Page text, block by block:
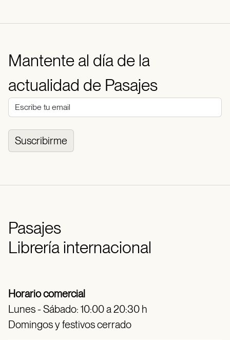
Mantente al día de la
actualidad de Pasajes
Suscribirme
Pasajes
Librería internacional
Horario comercial
Lunes - Sábado: 10:00 a 20:30 h
Domingos y festivos cerrado